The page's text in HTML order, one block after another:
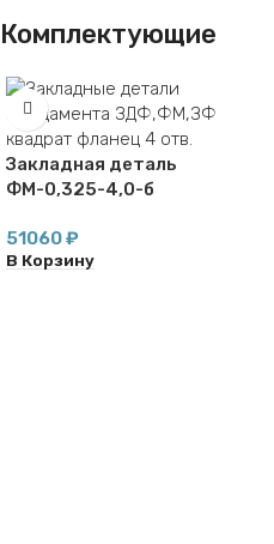
Комплектующие
Закладная деталь
ФМ-0,325-4,0-б
51060₽
В Корзину